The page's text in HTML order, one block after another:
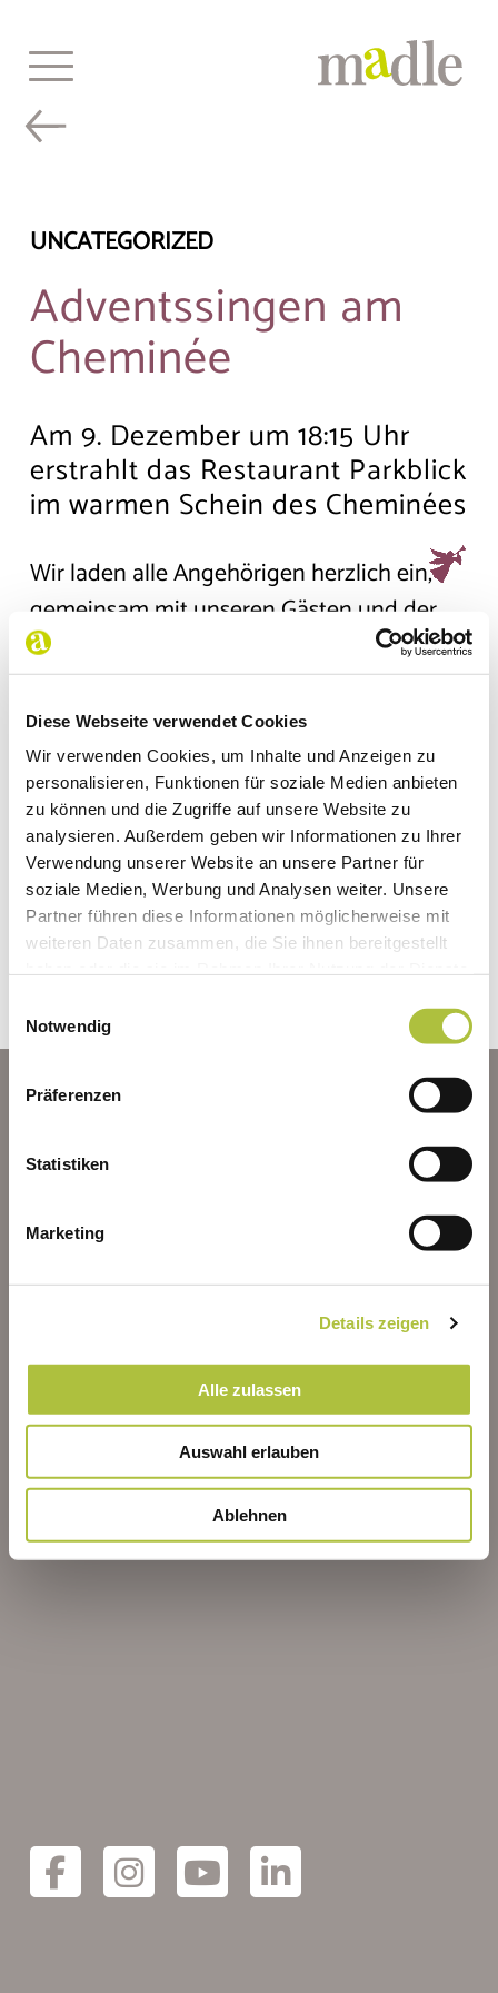
Diese Webseite verwendet Cookies
Wir verwenden Cookies, um Inhalte und Anzeigen zu
personalisieren, Funktionen für soziale Medien anbieten
zu können und die Zugriffe auf unsere Website zu
analysieren. Außerdem geben wir Informationen zu Ihrer
Verwendung unserer Website an unsere Partner für
soziale Medien, Werbung und Analysen weiter. Unsere
Partner führen diese Informationen möglicherweise mit
weiteren Daten zusammen, die Sie ihnen bereitgestellt
Notwendig
Präferenzen
Statistiken
Marketing
Details zeigen
Alle zulassen
Auswahl erlauben
Ablehnen
content
Home
Alltagsgestaltung
Gastronomie
Events & Aktivitäten
Senioren-Tagesstätte
Über uns
Karriere & Jobs
Kontakt
Gäste-Login
JETZT AKTUELL:
TAG DER OFFENEN TÜRE:
SENIOREN-TAGESSTÄTTE
TAG DER OFFENEN TÜR
UNSERER SENIOREN-
TAGESSTÄTTE VON 10 BIS 16
UHR. LERNEN SIE UNSERE
RÄUMLICHKEITEN UND
ANGEBOT KENNEN – WIR
FREUEN UNS AUF IHREN
UNCATEGORIZED
Adventssingen am
Cheminée
Am 9. Dezember um 18:15 Uhr
erstrahlt das Restaurant Parkblick
im warmen Schein des Cheminées
Wir laden alle Angehörigen herzlich ein,
gemeinsam mit unseren Gästen und der
Aktivierung bei besinnlichen
Adventsliedern mitzusingen. Genießen Sie
heiße Getränke, duftendes
Weihnachtsgebäck und die wohlige
Atmosphäre eines gemütlichen Abends
voller Musik und festlicher Vorfreude – ein
Moment, um gemeinsam die Adventszeit
zu feiern. Keine Voranmeldung notwendig.
unseren neuen
Webauftritt!
für vertraute Werte